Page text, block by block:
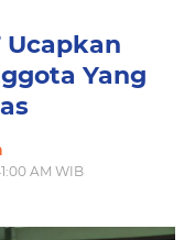
Ucapkan
Yang
AM WIB